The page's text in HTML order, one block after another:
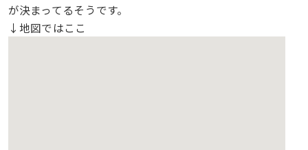
が決まってるそうです。
↓地図ではここ